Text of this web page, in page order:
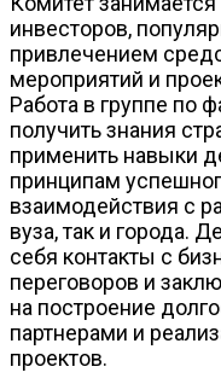
инвесторов,
привлечением
мероприятий и
Работа в группе по
получить знания
применить навыки
принципам
взаимодействия с
вуза, так и города.
себя контакты с
переговоров и
на построение
партнерами и
проектов.